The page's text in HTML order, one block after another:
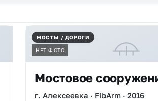
МОСТЫ / ДОРОГИ
НЕТ ФОТО
Мостовое
г. Алексеевка · FibArm · 2016